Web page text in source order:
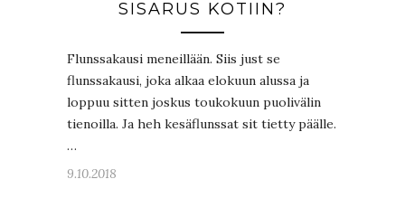
SISARUS KOTIIN?
Flunssakausi meneillään. Siis just se
flunssakausi, joka alkaa elokuun alussa ja
loppuu sitten joskus toukokuun puolivälin
tienoilla. Ja heh kesäflunssat sit tietty päälle.
…
9.10.2018